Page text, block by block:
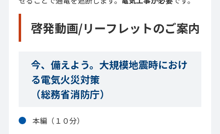
啓発動画/リーフレットのご案内
今、備えよう。大規模地震時におけ
る電気火災対策
（総務省消防庁）
本編（１０分）